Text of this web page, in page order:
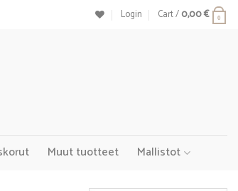
Login Cart /0,00€ 0
Muut tuotteet Mallistot